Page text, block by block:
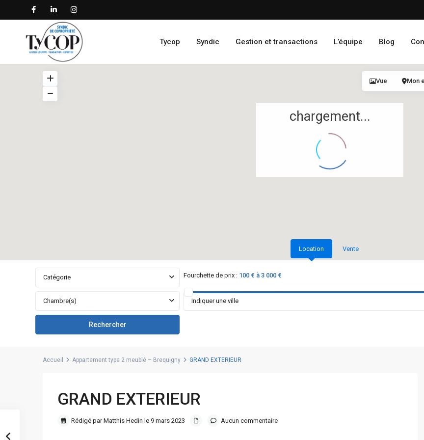
Tycop Syndic Gestion et transactions L’équipe Blog
chargement...
Vue Mon
Location Vente
Catégorie Fourchette de prix : 100 € à 3 000 €
Chambre(s)
Accueil Appartement type 2 meublé – Brequigny GRAND EXTERIEUR
GRAND EXTERIEUR
Rédigé par Matthis Hedin le 9 mars 2023 Aucun commentaire